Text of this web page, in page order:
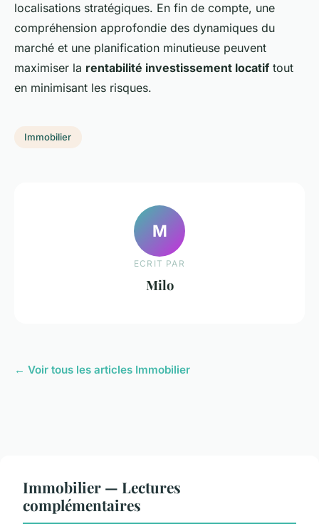
localisations stratégiques. En fin de compte, une
compréhension approfondie des dynamiques du
marché et une planification minutieuse peuvent
maximiser la rentabilité investissement locatif tout
en minimisant les risques.
Immobilier
M
ECRIT PAR
Milo
← Voir tous les articles Immobilier
Immobilier — Lectures
complémentaires